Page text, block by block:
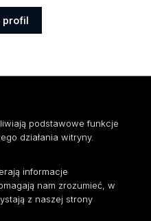
profil
adiunkt dydaktyczny
Nowych Mediów i
profil
podstawowe funkcje
działania witryny.
informacje
nam zrozumieć, w
z naszej strony